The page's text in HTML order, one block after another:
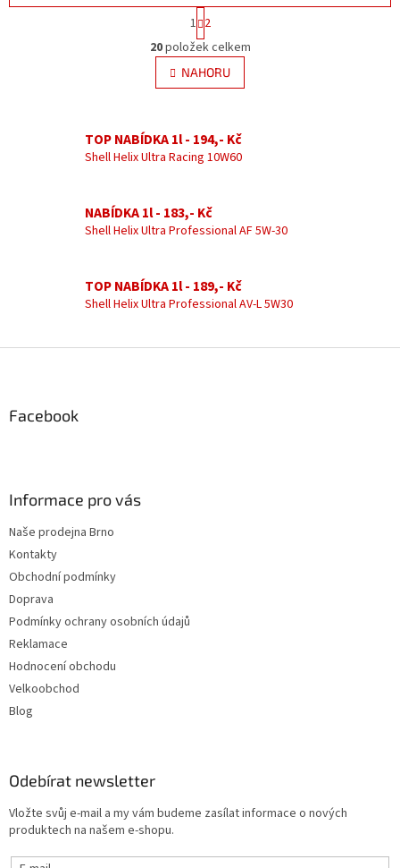
O
v
l
á
c
í
v
k
p
i
u
S
t
r
á
n
k
á
n
í
1 2
20položek celkem
NAHORU
TOP NABÍDKA 1l - 194,- Kč
Shell Helix Ultra Racing 10W60
NABÍDKA 1l - 183,- Kč
Shell Helix Ultra Professional AF 5W-30
TOP NABÍDKA 1l - 189,- Kč
Shell Helix Ultra Professional AV-L 5W30
Facebook
Informace pro vás
Naše prodejna Brno
Kontakty
Obchodní podmínky
Doprava
Podmínky ochrany osobních údajů
Reklamace
Hodnocení obchodu
Velkoobchod
Blog
Odebírat newsletter
Vložte svůj e-mail a my vám budeme zasílat informace o nových
produktech na našem e-shopu.